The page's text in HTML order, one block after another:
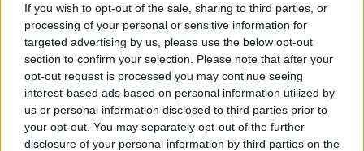
If you wish to opt-out of the sale, sharing to third parties, or
processing of your personal or sensitive information for
targeted advertising by us, please use the below opt-out
section to confirm your selection. Please note that after your
opt-out request is processed you may continue seeing
interest-based ads based on personal information utilized by
us or personal information disclosed to third parties prior to
your opt-out. You may separately opt-out of the further
disclosure of your personal information by third parties on the
innovación culinaria. El reempaquetado de sabores
conocidos resulta más barato y menos arriesgado
que crear un menú completamente nuevo.
La estrategia, en términos prácticos, es clara:
mantener el interés del consumidor con ediciones
limitadas y descuentos temporales. El impacto real